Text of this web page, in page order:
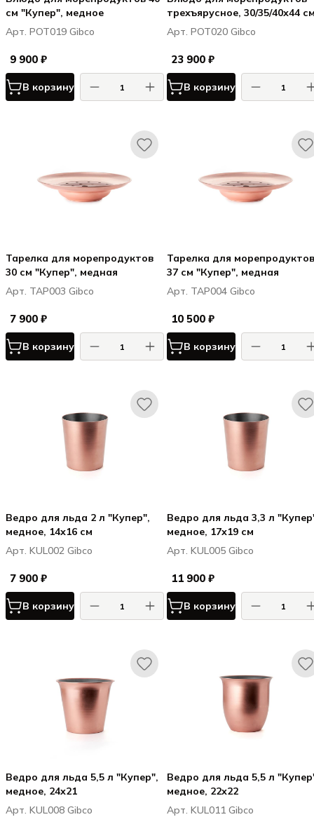
см "Купер", медное
Арт. POT019 Gibco
9 900 ₽
В корзину
трехъярусное, 30/35/40х44
"Купер", медное
Арт. POT020 Gibco
23 900 ₽
В корзину
Тарелка для морепродуктов
30 см "Купер", медная
Арт. TAP003 Gibco
7 900 ₽
В корзину
Тарелка для морепродуктов
37 см "Купер", медная
Арт. TAP004 Gibco
10 500 ₽
В корзину
Ведро для льда 2 л "Купер",
медное, 14х16 см
Арт. KUL002 Gibco
7 900 ₽
В корзину
Ведро для льда 3,3 л
медное, 17х19 см
Арт. KUL005 Gibco
11 900 ₽
В корзину
Ведро для льда 5,5 л "Купер",
медное, 24х21
Арт. KUL008 Gibco
Ведро для льда 5,5 л
медное, 22х22
Арт. KUL011 Gibco